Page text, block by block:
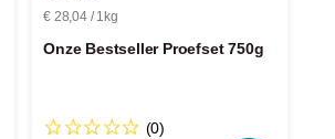
€ 28,04 / 1kg
Onze Bestseller Proefset 750g
(0)